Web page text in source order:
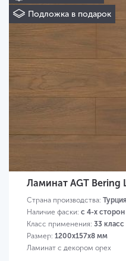
Подложка в подарок
Ламинат AGT Bering
Страна производства: Турция
Наличие фаски: с 4-х сторон
Класс применения: 33 класс
Размер: 1200х157х8 мм
Ламинат с декором орех